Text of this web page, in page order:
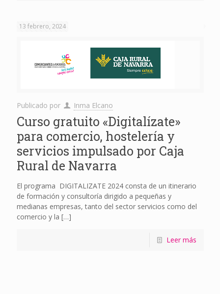
13 febrero, 2024
Publicado por Inma Elcano
Curso gratuito «Digitalízate»
para comercio, hostelería y
servicios impulsado por Caja
Rural de Navarra
El programa DIGITALIZATE 2024 consta de un itinerario
de formación y consultoría dirigido a pequeñas y
medianas empresas, tanto del sector servicios como del
comercio y la […]
Leer más